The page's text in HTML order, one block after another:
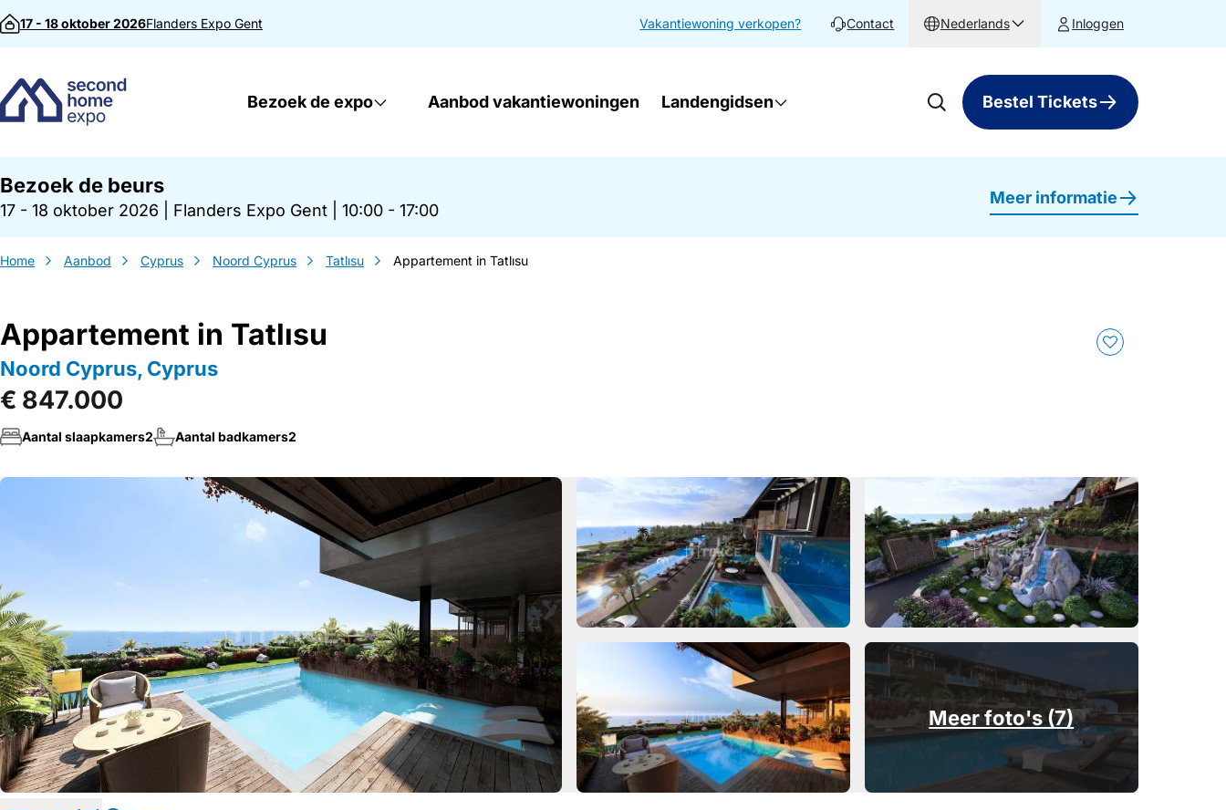
Direct naar inhoud
17 - 18 oktober 2026Flanders Expo Gent Vakantiewoning verkopen? Contact Nederlands Inloggen
Bezoek de expo Aanbod vakantiewoningen Landengidsen Bestel Tickets
Bezoek de beurs
17 - 18 oktober 2026 Flanders Expo Gent 10:00 - 17:00
Meer informatie
Home Aanbod Cyprus Noord Cyprus Tatlısu Appartement in Tatlısu
Appartement in Tatlısu
Noord Cyprus, Cyprus
€ 847.000
Aantal slaapkamers2 Aantal badkamers2
Meer foto's (7)